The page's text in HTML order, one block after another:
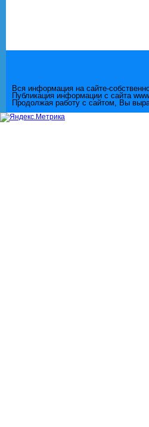
Вся информация на сайте-
Публикация информации с сайта
Продолжая работу с сайтом, Вы